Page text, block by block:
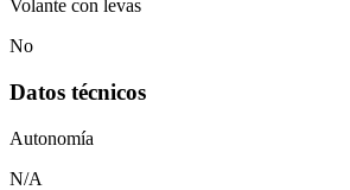
Volante con levas
No
Datos técnicos
Autonomía
N/A